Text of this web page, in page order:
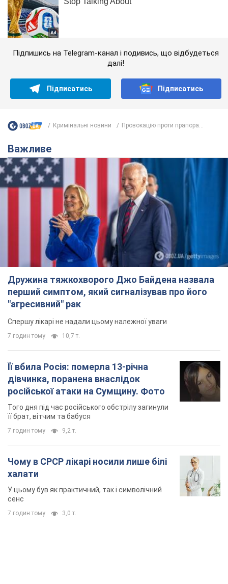
Підпишись на Telegram-канал і подивись, що відбудеться
далі!
Підписатись Підписатись
Кримінальні новини Провокацію проти прапора...
Важливе
Дружина тяжкохворого Джо Байдена назвала
перший симптом, який сигналізував про його
"агресивний" рак
Спершу лікарі не надали цьому належної уваги
7 годин тому 10,7 т.
Її вбила Росія: померла 13-річна
дівчинка, поранена внаслідок
російської атаки на Сумщину. Фото
Того дня під час російського обстрілу загинули
її брат, вітчим та бабуся
7 годин тому 9,2 т.
Чому в СРСР лікарі носили лише білі
халати
У цьому був як практичний, так і символічний
сенс
7 годин тому 3,0 т.